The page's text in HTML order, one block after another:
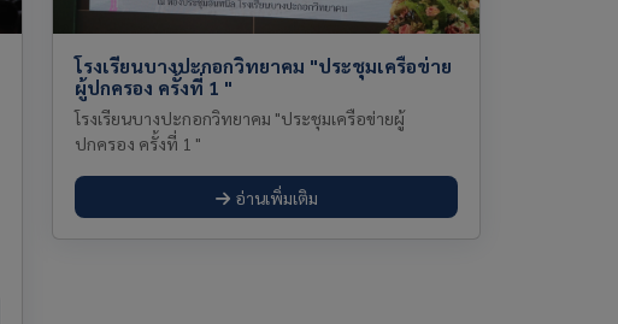
โรงเรียนบางปะกอกวิทยาคม "ประชุมเครือข่าย
ผู้ปกครอง ครั้งที่ 1 "
โรงเรียนบางปะกอกวิทยาคม "ประชุมเครือข่ายผู้
ปกครอง ครั้งที่ 1 "
อ่านเพิ่มเติม